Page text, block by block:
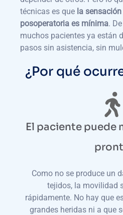
técnicas es que la
posoperatoria es mínima.
muchos pacientes ya están
pasos sin asistencia, sin
¿Por qué
El paciente puede
Como no se produce un
tejidos, la movilidad
rápidamente. No hay que
grandes heridas ni a que